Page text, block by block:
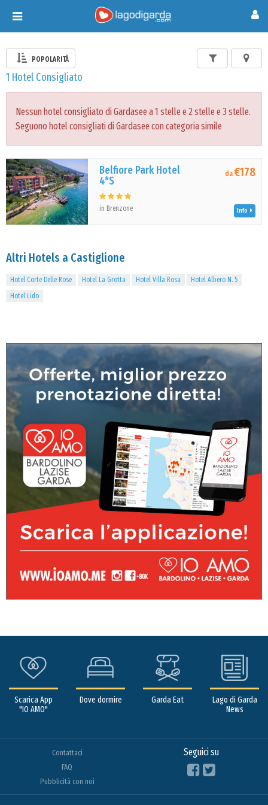
Toggle
navigation
POPOLARITÀ
1 Hotel Consigliato
Nessun hotel consigliato di Gardasee a 1 stelle e 2 stelle e 3 stelle.
Seguono hotel consigliati di Gardasee con categoria simile
Belfiore Park Hotel
4*S
in Brenzone
da€178
Info
Altri Hotels a Castiglione
Hotel Corte Delle Rose Hotel La Grotta Hotel Villa Rosa
Hotel Albero N. 5
Hotel Lido
Scarica App
"IO AMO"
Dove dormire Garda Eat
Lago di Garda
News
Contattaci
FAQ
Pubblicità con noi
Seguici su